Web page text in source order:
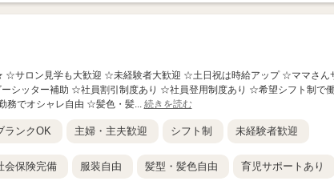
☆サロン見学も大歓迎 ☆未経験者大歓迎 ☆土日祝は時給アップ ☆ママさん
シッター補助 ☆社員割引制度あり ☆社員登用制度あり ☆希望シフト制で
務でオシャレ自由 ☆髪色・髪... 続きを読む
ランクOK 主婦・主夫歓迎 シフト制 未経験者歓迎
会保険完備 服装自由 髪型・髪色自由 育児サポートあり